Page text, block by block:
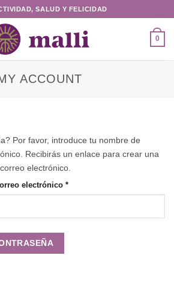
SALUD Y FELICIDAD
0
ACCOUNT
Por favor, introduce tu nombre de
Recibirás un enlace para crear una
electrónico.
electrónico *Obligatorio